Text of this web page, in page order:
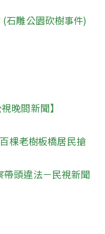
晚間新聞】
棵老樹板橋居民搶
頭違法－民視新聞